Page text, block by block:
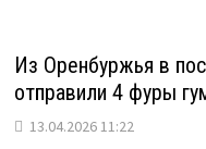
Из Оренбуржья в
отправили 4 фуры
13.04.2026 11:22